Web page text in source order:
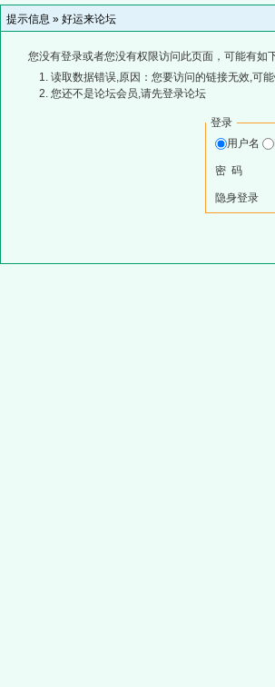
提示信息 » 好运来论坛
您没有登录或者您没有权限访问此页面，可能有如
读取数据错误,原因：您要访问的链接无效,可
您还不是论坛会员,请先登录论坛
登录
用户名
密 码
隐身登录